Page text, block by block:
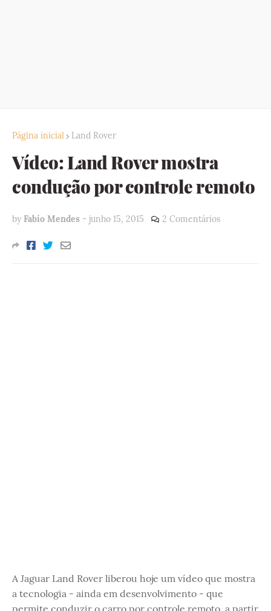
Página inicial Land Rover
Vídeo: Land Rover mostra
condução por controle remoto
by Fabio Mendes - junho 15, 2015 2 Comentários
A Jaguar Land Rover liberou hoje um vídeo que mostra
a tecnologia - ainda em desenvolvimento - que
permite conduzir o carro por controle remoto, a partir